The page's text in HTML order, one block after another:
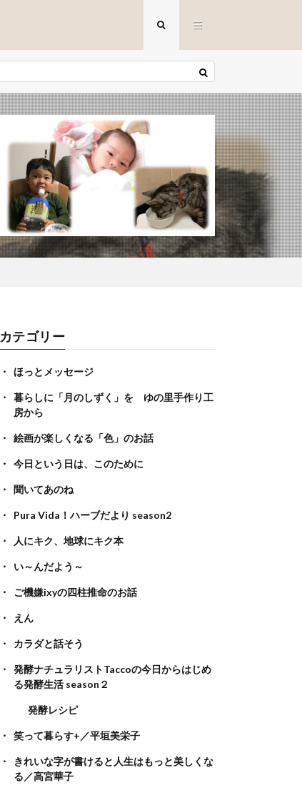
カテゴリー
ほっとメッセージ
暮らしに「月のしずく」を ゆの里手作り工
房から
絵画が楽しくなる「色」のお話
今日という日は、このために
聞いてあのね
Pura Vida！ハーブだより season2
人にキク、地球にキク本
い～んだよう～
ご機嫌ixyの四柱推命のお話
えん
カラダと話そう
発酵ナチュラリストTaccoの今日からはじめ
る発酵生活 season２
発酵レシピ
笑って暮らす+／平垣美栄子
きれいな字が書けると人生はもっと美しくな
る／高宮華子